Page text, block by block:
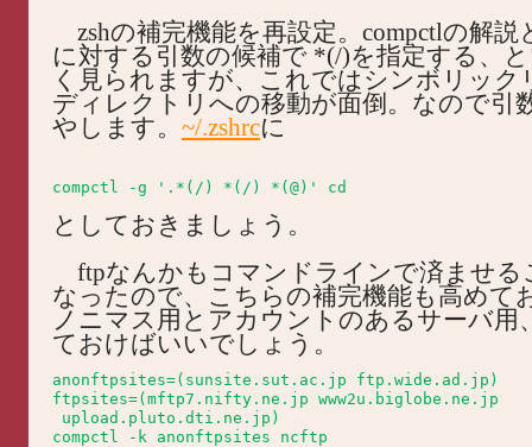
zshの補完機能を再設定。compctlの解説
に対する引数の候補で *(/)を指定する、
く見られますが、これではシンボリック
ディレクトリへの移動が面倒。なので引
やします。 ~/.zshrcに
としておきましょう。
ftpなんかもコマンドラインで済ませる
なったので、こちらの補完機能も高めて
ノニマス用とアカウントのあるサーバ用
ておけばいいでしょう。
anonftpsites=(sunsite.sut.ac.jp ftp.wide.ad.jp)
ftpsites=(mftp7.nifty.ne.jp www2u.biglobe.ne.jp
upload.pluto.dti.ne.jp)
compctl -k anonftpsites ncftp